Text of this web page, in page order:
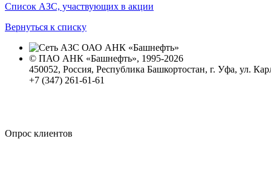
Список АЗС, участвующих в акции
Вернуться к списку
© ПАО АНК «Башнефть», 1995-2026
450052, Россия, Республика Башкортостан, г. Уфа, ул.
+7 (347) 261-61-61
Опрос клиентов